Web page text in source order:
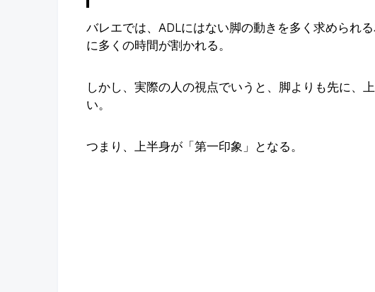
バレエでは、ADLにはない脚の動きを多く求められ
に多くの時間が割かれる。
しかし、実際の人の視点でいうと、脚よりも先に、
い。
つまり、上半身が「第一印象」となる。